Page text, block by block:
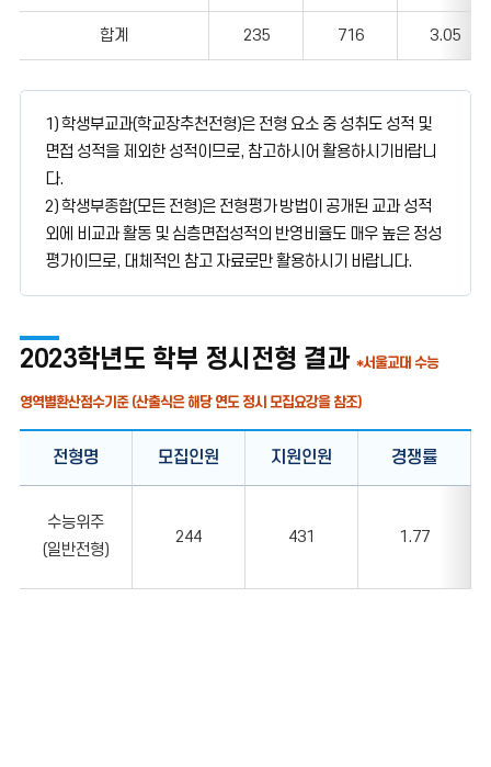
합계 235 716 3.05
1) 학생부교과(학교장추천전형)은 전형 요소 중 성취도 성적 및
면접 성적을 제외한 성적이므로, 참고하시어 활용하시기바랍니
다.
2) 학생부종합(모든 전형)은 전형평가 방법이 공개된 교과 성적
외에 비교과 활동 및 심층면접성적의 반영비율도 매우 높은 정성
평가이므로, 대체적인 참고 자료로만 활용하시기 바랍니다.
2023학년도 학부 정시전형 결과 *서울교대 수능
영역별환산점수기준 (산출식은 해당 연도 정시 모집요강을 참조)
정시전형
전형명 모집인원 지원인원 경쟁률
수능위주
(일반전형)
244 431 1.77